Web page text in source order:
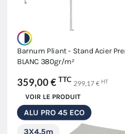
Barnum Pliant - Stand Acier
BLANC 380gr/m²
359,00 € TTC 299,17 € HT
VOIR LE PRODUIT